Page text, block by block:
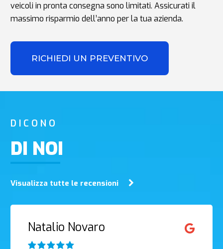
veicoli in pronta consegna sono limitati. Assicurati il
massimo risparmio dell’anno per la tua azienda.
RICHIEDI UN PREVENTIVO
DICONO
DI NOI
Visualizza tutte le recensioni
Natalio Novaro